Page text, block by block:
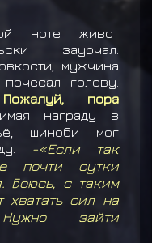
ноте живот
заурчал.
мужчина
голову.
пора
награду в
шиноби мог
-«Если так
почти сутки
Боюсь, с таким
хватать сил на
зайти